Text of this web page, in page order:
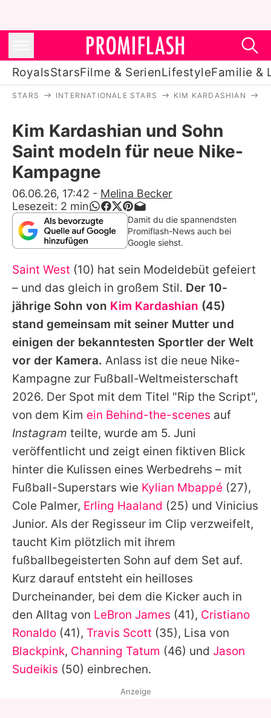
RoyalsStarsFilme & SerienLifestyleFamilie &
Stars
Filme & Serien
Lifestyle
Familie & Liebe
Promiflash Exklusiv
Alle Themen auf Promiflash
Jobs
App runterladen
Team
Redaktionelle Richtlinien
Impressum
Datenschutzerklärung
Nutzungsbedingungen
Utiq verwalten
STARS INTERNATIONALE STARS KIM KARDASHIAN
Kim Kardashian und Sohn
Saint modeln für neue Nike-
Kampagne
06.06.26, 17:42 - Melina Becker
Lesezeit: 2 min
Damit du die spannendsten
Promiflash-News auch bei
Google siehst.
Saint West (10) hat sein Modeldebüt gefeiert
– und das gleich in großem Stil. Der 10-
jährige Sohn von Kim Kardashian (45)
stand gemeinsam mit seiner Mutter und
einigen der bekanntesten Sportler der Welt
vor der Kamera. Anlass ist die neue Nike-
Kampagne zur Fußball-Weltmeisterschaft
2026. Der Spot mit dem Titel "Rip the Script",
von dem Kim ein Behind-the-scenes auf
Instagram teilte, wurde am 5. Juni
veröffentlicht und zeigt einen fiktiven Blick
hinter die Kulissen eines Werbedrehs – mit
Fußball-Superstars wie Kylian Mbappé (27),
Cole Palmer, Erling Haaland (25) und Vinicius
Junior. Als der Regisseur im Clip verzweifelt,
taucht Kim plötzlich mit ihrem
fußballbegeisterten Sohn auf dem Set auf.
Kurz darauf entsteht ein heilloses
Durcheinander, bei dem die Kicker auch in
den Alltag von LeBron James (41), Cristiano
Ronaldo (41), Travis Scott (35), Lisa von
Blackpink, Channing Tatum (46) und Jason
Sudeikis (50) einbrechen.
Anzeige